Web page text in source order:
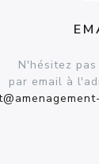
N'hésitez
par email à